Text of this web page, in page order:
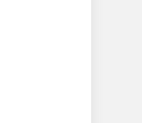
রিপন মারমা
চিঠি
তারেক
সঙ্কট